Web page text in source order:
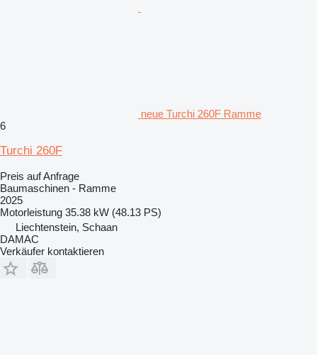
neue Turchi 260F Ramme
6
Turchi 260F
Preis auf Anfrage
Baumaschinen - Ramme
2025
Motorleistung 35.38 kW (48.13 PS)
Liechtenstein, Schaan
DAMAC
Verkäufer kontaktieren